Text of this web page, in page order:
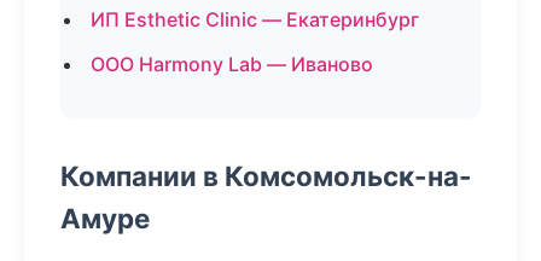
ИП Esthetic Clinic — Екатеринбург
ООО Harmony Lab — Иваново
Компании в Комсомольск-на-
Амуре